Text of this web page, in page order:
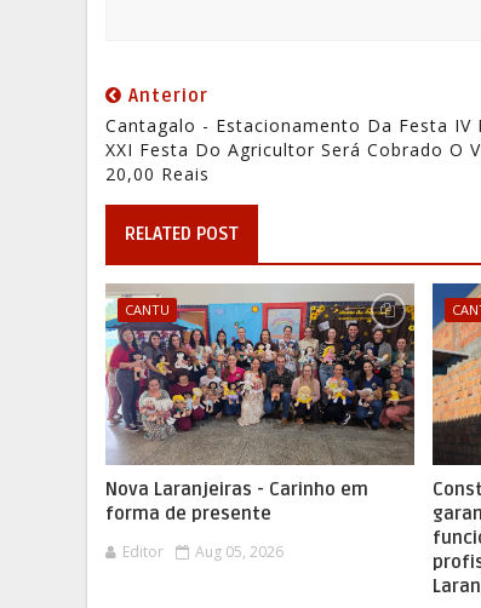
Anterior
Cantagalo - Estacionamento Da Festa IV
XXI Festa Do Agricultor Será Cobrado O
20,00 Reais
RELATED POST
CANTU
Nova Laranjeiras - Carinho em
forma de presente
Editor Aug 05, 2026